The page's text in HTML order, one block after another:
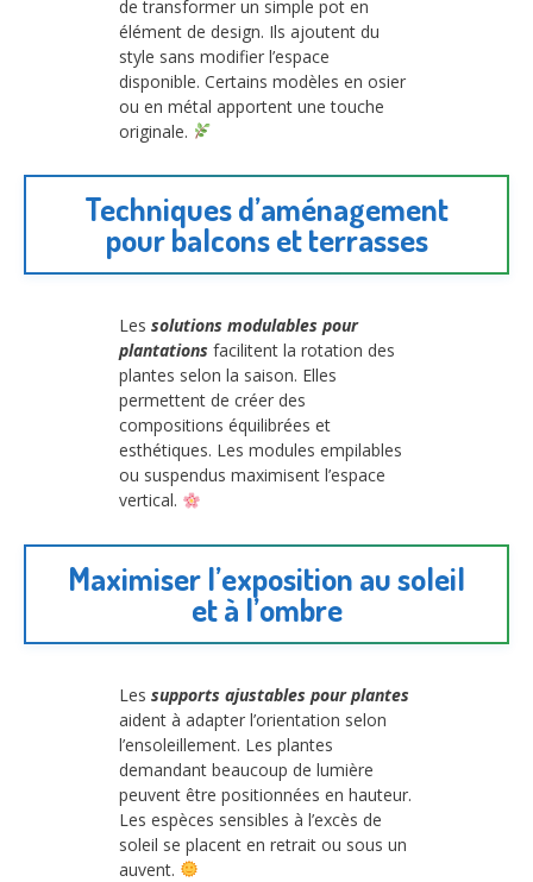
de transformer un simple pot en
élément de design. Ils ajoutent du
style sans modifier l’espace
disponible. Certains modèles en osier
ou en métal apportent une touche
originale.
Techniques d’aménagement
pour balcons et terrasses
Les solutions modulables pour
plantations facilitent la rotation des
plantes selon la saison. Elles
permettent de créer des
compositions équilibrées et
esthétiques. Les modules empilables
ou suspendus maximisent l’espace
vertical.
Maximiser l’exposition au soleil
et à l’ombre
Les supports ajustables pour plantes
aident à adapter l’orientation selon
l’ensoleillement. Les plantes
demandant beaucoup de lumière
peuvent être positionnées en hauteur.
Les espèces sensibles à l’excès de
soleil se placent en retrait ou sous un
auvent.